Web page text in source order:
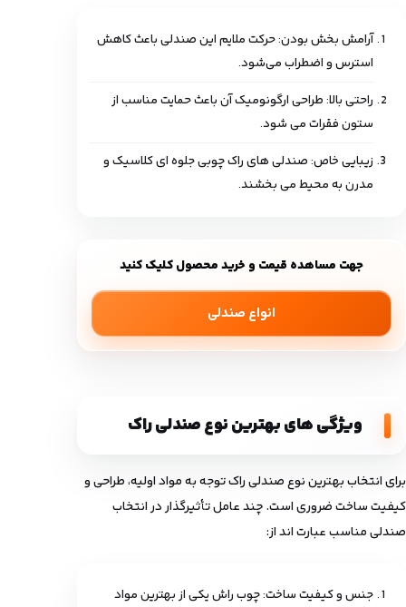
آرامش ‌بخش بودن: حرکت ملایم این صندلی باعث کاهش
استرس و اضطراب می‌شود.
راحتی بالا: طراحی ارگونومیک آن باعث حمایت مناسب از
ستون فقرات می ‌شود.
زیبایی خاص: صندلی‌ های راک چوبی جلوه‌ ای کلاسیک و
مدرن به محیط می‌ بخشند.
جهت مساهده قیمت و خرید محصول کلیک کنید
انواع صندلی
ویژگی‌ های بهترین نوع صندلی راک
برای انتخاب بهترین نوع صندلی راک توجه به مواد اولیه، طراحی و
کیفیت ساخت ضروری است. چند عامل تأثیرگذار در انتخاب
صندلی مناسب عبارت‌ اند از:
جنس و کیفیت ساخت: چوب راش یکی از بهترین مواد